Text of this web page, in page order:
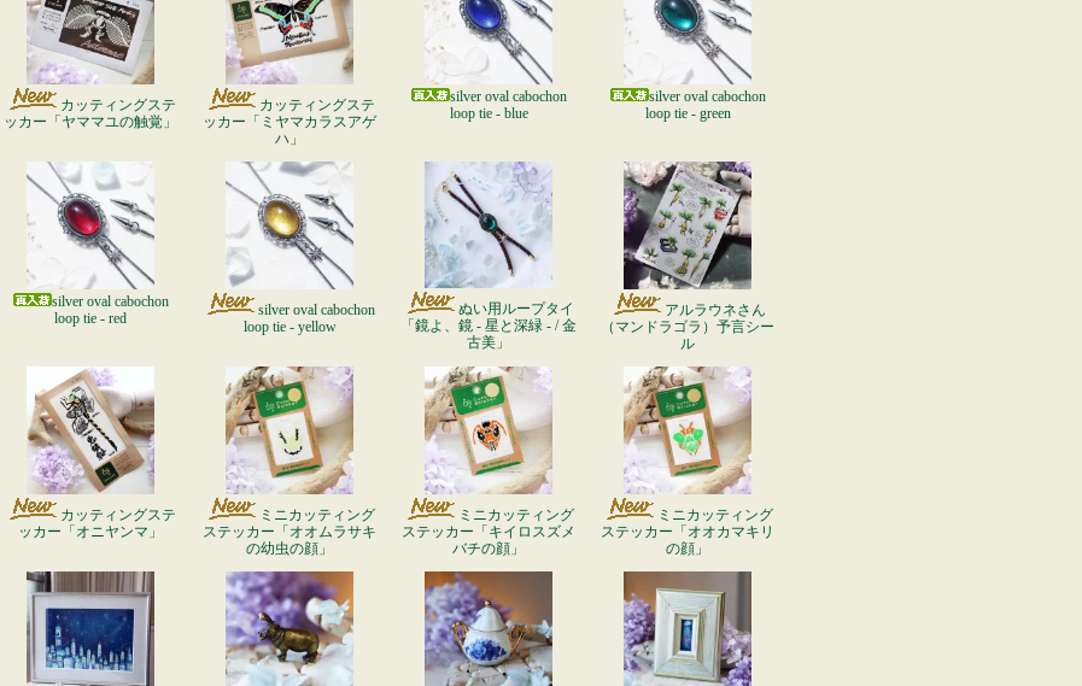
カッティングステ
ッカー「ヤママユの触覚」
カッティングステ
ッカー「ミヤマカラスアゲ
ハ」
silver oval cabochon
loop tie - blue
silver oval cabochon
loop tie - green
silver oval cabochon
loop tie - red
silver oval cabochon
loop tie - yellow
ぬい用ループタイ
「鏡よ、鏡 - 星と深緑 - / 金
古美」
アルラウネさん
（マンドラゴラ）予言シー
ル
カッティングステ
ッカー「オニヤンマ」
ミニカッティング
ステッカー「オオムラサキ
の幼虫の顔」
ミニカッティング
ステッカー「キイロスズメ
バチの顔」
ミニカッティング
ステッカー「オオカマキリ
の顔」